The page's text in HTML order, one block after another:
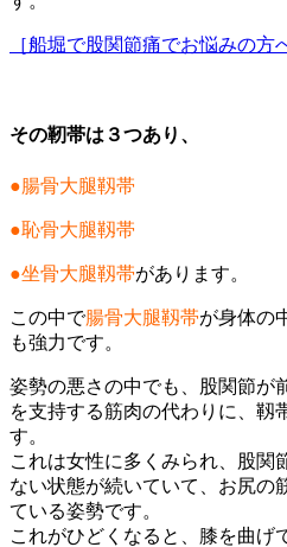
［船堀で股関節痛でお悩みの方
その靭帯は３つあり、
●腸骨大腿靱帯
●恥骨大腿靱帯
●坐骨大腿靱帯があります。
この中で腸骨大腿靱帯が身体の
も強力です。
姿勢の悪さの中でも、股関節が
を支持する筋肉の代わりに、靱
す。
これは女性に多くみられ、股関
ない状態が続いていて、お尻の
ている姿勢です。
これがひどくなると、膝を曲げ